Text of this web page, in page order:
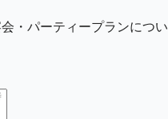
・パーティープランにつ